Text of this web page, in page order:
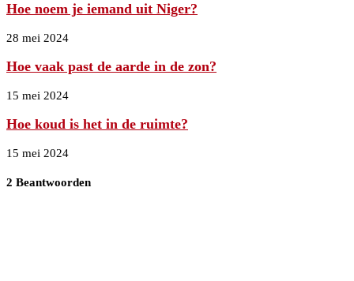
Hoe noem je iemand uit Niger?
28 mei 2024
Hoe vaak past de aarde in de zon?
15 mei 2024
Hoe koud is het in de ruimte?
15 mei 2024
2 Beantwoorden